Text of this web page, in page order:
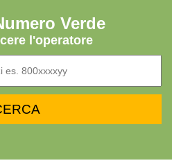
Verde
l'operatore